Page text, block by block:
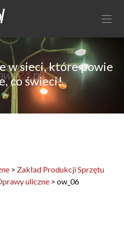
w sieci, które powie
co świeci!
> Zakład Produkcji Sprzętu
uliczne > ow_06